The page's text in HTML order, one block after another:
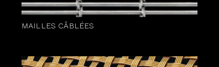
MAILLES CÂBLÉES